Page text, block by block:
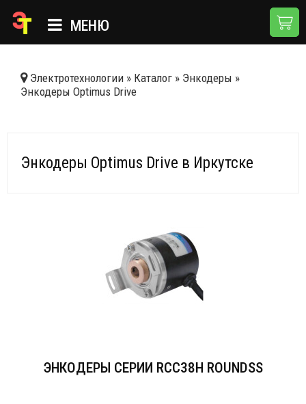
МЕНЮ
КАТАЛОГ
Электротехнологии » Каталог » Энкодеры »
Энкодеры Optimus Drive
Энкодеры Optimus Drive в Иркутске
ЭНКОДЕРЫ СЕРИИ RCC38Н ROUNDSS